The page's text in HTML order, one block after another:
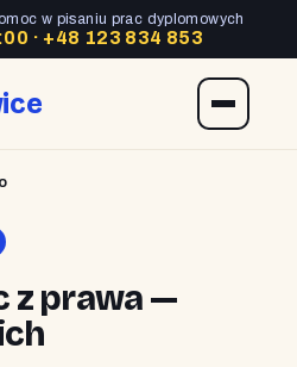
w pisaniu prac dyplomowych
· +48 123 834 853
z prawa —